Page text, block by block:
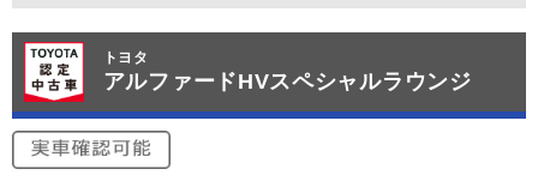
トヨタ
アルファードHVスペシャルラウンジ